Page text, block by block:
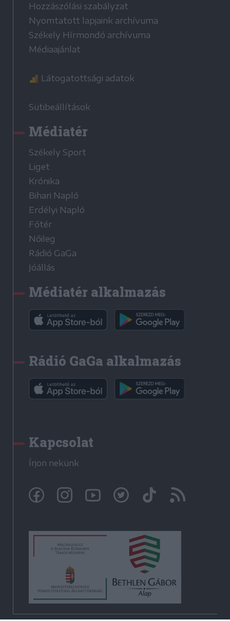
Hozzászólási szabályzat
Nyomtatott lapjaink archívuma
Székely Hírmondó archívuma
Médiaajánlat
Látogatottsági adatok
Sütibeállítások
Médiatér
Székely Sport
Liget
Krónika
Bihari Napló
Erdélyi Napló
Főtér
Nőileg
Rádió GaGa
Jóállás
Médiatér alkalmazás
Rádió GaGa alkalmazás
Kapcsolat
Írjon nekünk